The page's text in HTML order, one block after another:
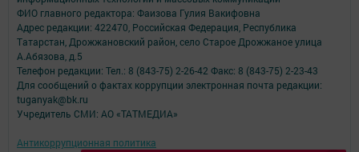
ФИО главного редактора: Фаизова Гулия Вакифовна
Адрес редакции: 422470, Российская Федерация, Республика
Татарстан, Дрожжановский район, село Старое Дрожжаное улица
А.Абязова, д.5
Телефон редакции: Тел.: 8 (843-75) 2-26-42 Факс: 8 (843-75) 2-23-43
Для сообщений о фактах коррупции электронная почта редакции:
tuganyak@bk.ru
Учредитель СМИ: АО «ТАТМЕДИА»
Антикоррупционная политика